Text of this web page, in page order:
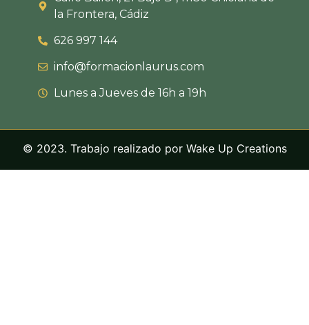
la Frontera, Cádiz
626 997 144
info@formacionlaurus.com
Lunes a Jueves de 16h a 19h
© 2023. Trabajo realizado por Wake Up Creations